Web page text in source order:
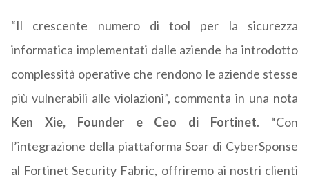
“Il crescente numero di tool per la sicurezza
informatica implementati dalle aziende ha introdotto
complessità operative che rendono le aziende stesse
più vulnerabili alle violazioni”, commenta in una nota
Ken Xie, Founder e Ceo di Fortinet. “Con
l’integrazione della piattaforma Soar di CyberSponse
al Fortinet Security Fabric, offriremo ai nostri clienti